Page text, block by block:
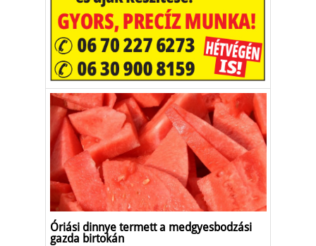
Óriási dinnye termett a medgyesbodzási
gazda birtokán